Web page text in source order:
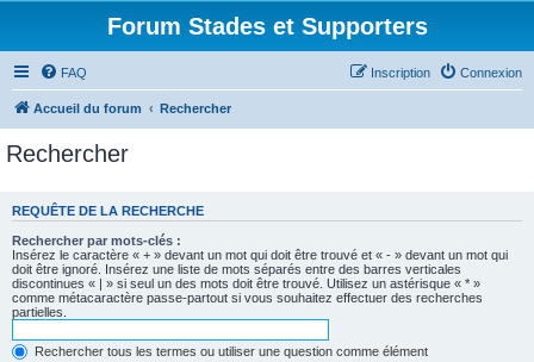
Forum Stades et Supporters
FAQ Connexion
Inscription
Accueil du forum Rechercher
Rechercher
REQUÊTE DE LA RECHERCHE
Rechercher par mots-clés :
Insérez le caractère « + » devant un mot qui doit être trouvé et « - » devant un mot qui
doit être ignoré. Insérez une liste de mots séparés entre des barres verticales
discontinues « | » si seul un des mots doit être trouvé. Utilisez un astérisque « * »
comme métacaractère passe-partout si vous souhaitez effectuer des recherches
partielles.
Rechercher tous les termes ou utiliser une question comme élément